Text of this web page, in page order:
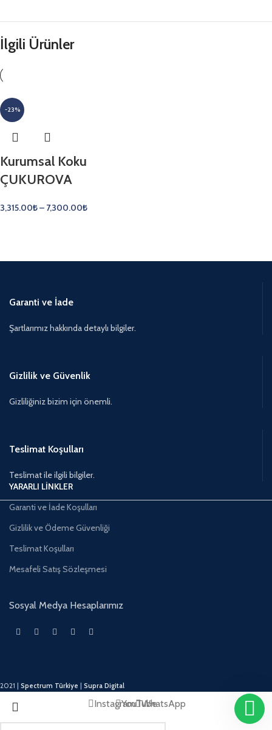
İlgili Ürünler
-23%
Kurumsal Koku
ÇUKUROVA
3,315.00₺– 7,300.00₺
Garanti ve İade
Şartlarımız hakkında detaylı bilgiler.
Gizlilik ve Güvenlik
Gizliliğiniz bizim için önemli.
Teslimat Koşulları
Teslimat ile ilgili bilgiler.
YARARLI LİNKLER
Garanti ve İade Koşulları
Gizlilik ve Ödeme Güvenliği
Teslimat Koşulları
Mesafeli Satış Sözleşmesi
Sosyal Medya Hesaplarımız
2021 | Spectrum Türkiye Supra Digital
InstagramYouTubeWhatsApp